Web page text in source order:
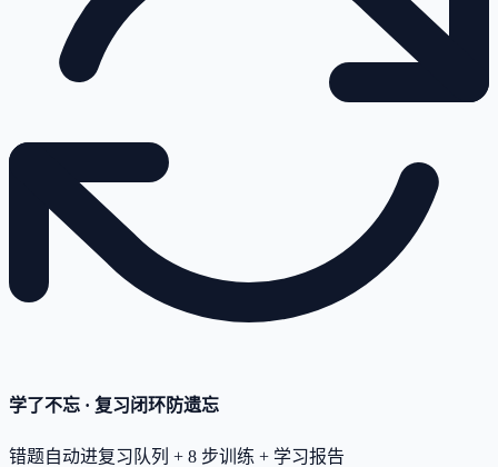
学了不忘 · 复习闭环防遗忘
错题自动进复习队列 + 8 步训练 + 学习报告